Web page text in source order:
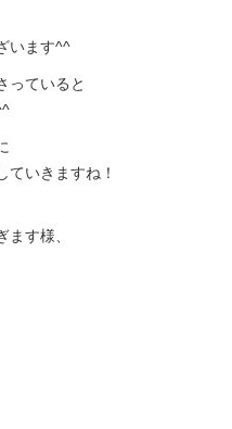
います^^
っていると
ていきますね！
す様、